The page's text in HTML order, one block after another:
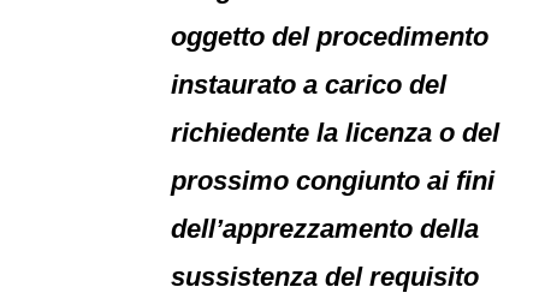
oggetto del procedimento
instaurato a carico del
richiedente la licenza o del
prossimo congiunto ai fini
dell’apprezzamento della
sussistenza del requisito